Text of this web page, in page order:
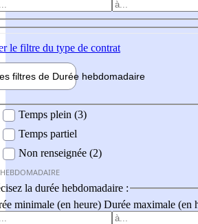
le filtre du type de contrat
filtres de Durée hebdomadaire
Temps plein (3)
Temps partiel
Non renseignée (2)
la durée hebdomadaire :
minimale (en heure) Durée maximale (en